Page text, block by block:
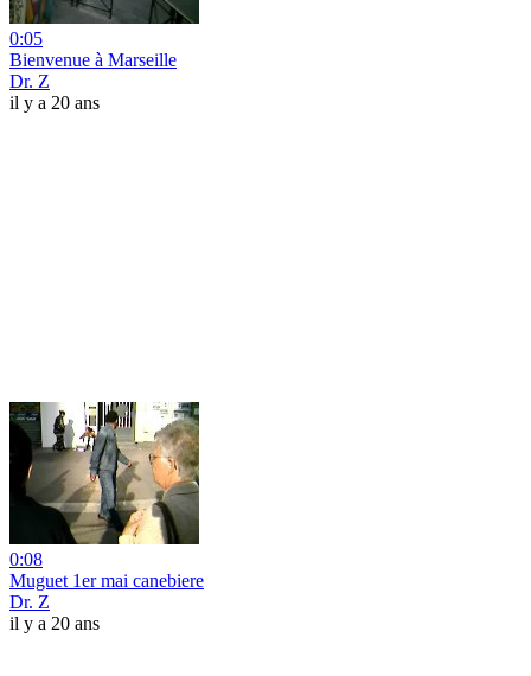
0:05
Bienvenue à Marseille
Dr. Z
il y a 20 ans
0:08
Muguet 1er mai canebiere
Dr. Z
il y a 20 ans